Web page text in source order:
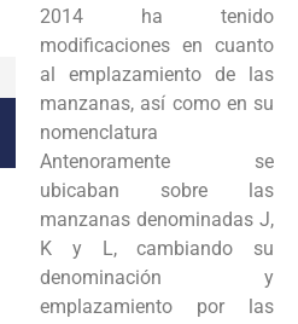
2014 ha tenido
modificaciones en cuanto
al emplazamiento de las
manzanas, así como en su
nomenclatura
Antenoramente se
ubicaban sobre las
manzanas denominadas J,
K y L, cambiando su
denominación y
emplazamiento por las